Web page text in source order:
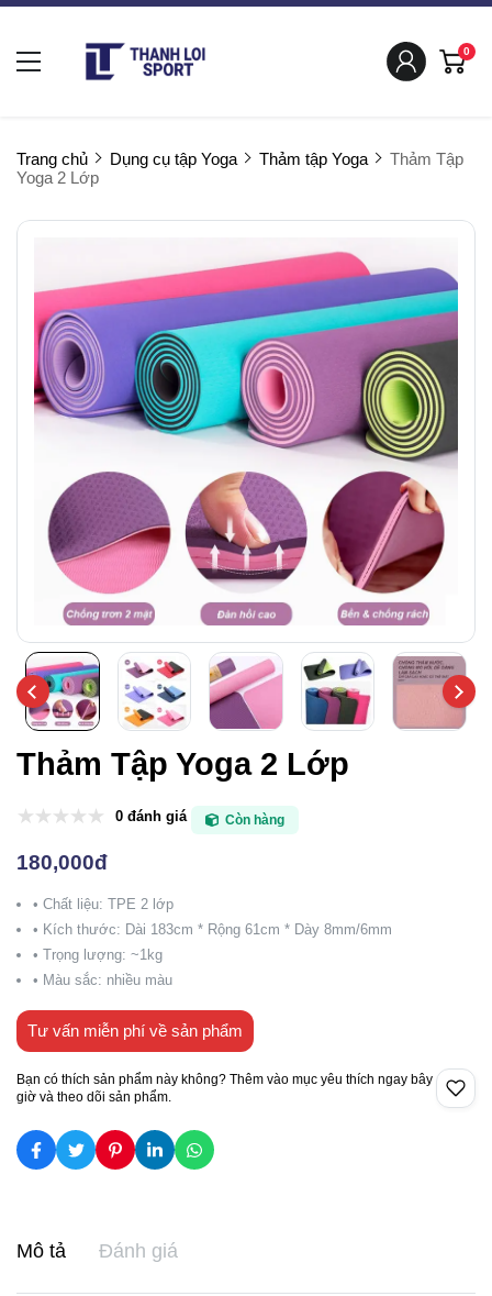
0
Trang chủ Dụng cụ tập Yoga Thảm tập Yoga
Thảm Tập
Yoga 2 Lớp
Thảm Tập Yoga 2 Lớp
0 đánh giá Còn hàng
180,000đ
• Chất liệu: TPE 2 lớp
• Kích thước: Dài 183cm * Rộng 61cm * Dày 8mm/6mm
• Trọng lượng: ~1kg
• Màu sắc: nhiều màu
Tư vấn miễn phí về sản phẩm
Bạn có thích sản phẩm này không? Thêm vào mục yêu thích ngay bây
giờ và theo dõi sản phẩm.
Mô tả Đánh giá